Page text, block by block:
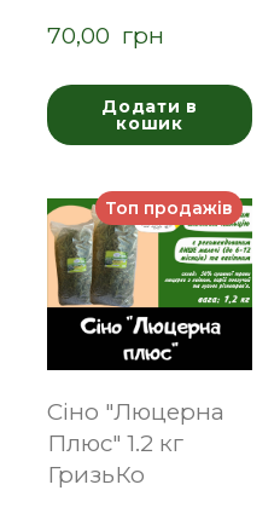
70,00  грн
Додати в
кошик
Топ продажів
Сіно "Люцерна
Плюс" 1.2 кг
ГризьКо